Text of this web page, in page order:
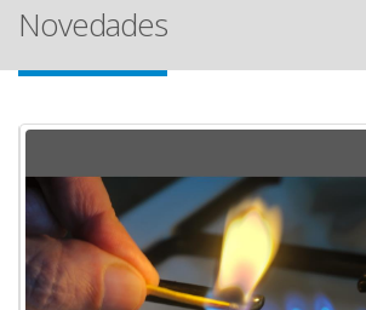
Novedades